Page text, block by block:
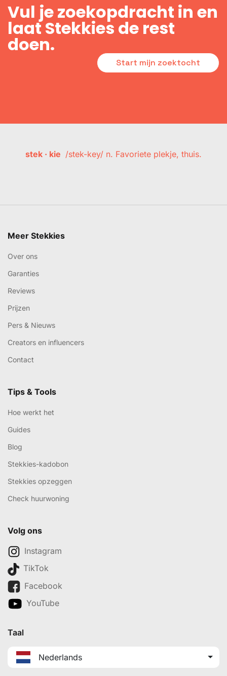
Vul je zoekopdracht in en
laat Stekkies de rest
doen.
Start mijn zoektocht
stek · kie /stek-key/ n. Favoriete plekje, thuis.
Meer Stekkies
Over ons
Garanties
Reviews
Prijzen
Pers & Nieuws
Creators en influencers
Contact
Tips & Tools
Hoe werkt het
Guides
Blog
Stekkies-kadobon
Stekkies opzeggen
Check huurwoning
Volg ons
Instagram
TikTok
Facebook
YouTube
Taal
Nederlands